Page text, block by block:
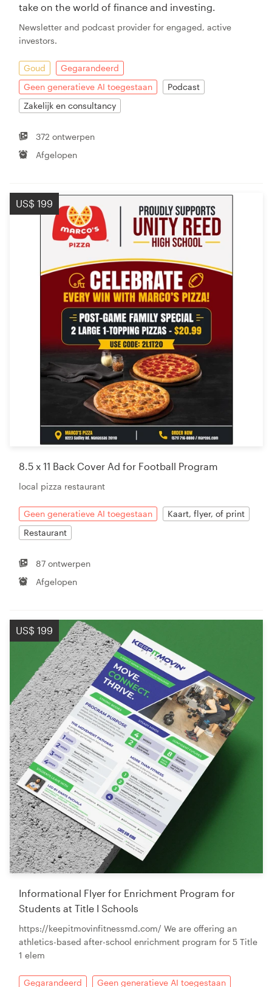
take on the world of finance and investing.
Newsletter and podcast provider for engaged, active
investors.
Goud
Gegarandeerd
Geen generatieve AI toegestaan
Podcast
Zakelijk en consultancy
372 ontwerpen
Afgelopen
US$ 199
8.5 x 11 Back Cover Ad for Football Program
local pizza restaurant
Geen generatieve AI toegestaan
Kaart, flyer, of print
Restaurant
87 ontwerpen
Afgelopen
US$ 199
Informational Flyer for Enrichment Program for
Students at Title I Schools
https://keepitmovinfitnessmd.com/ We are offering an
athletics-based after-school enrichment program for 5 Title
1 elem
Gegarandeerd Geen generatieve AI toegestaan